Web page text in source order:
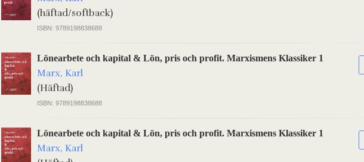
(häftad/softback)
ISBN: 9789198838688
Lönearbete och kapital & Lön, pris och profit. Marxismens Klassiker 1
Marx, Karl
(Häftad)
ISBN: 9789198838688
Lönearbete och kapital & Lön, pris och profit. Marxismens Klassiker 1
Marx, Karl